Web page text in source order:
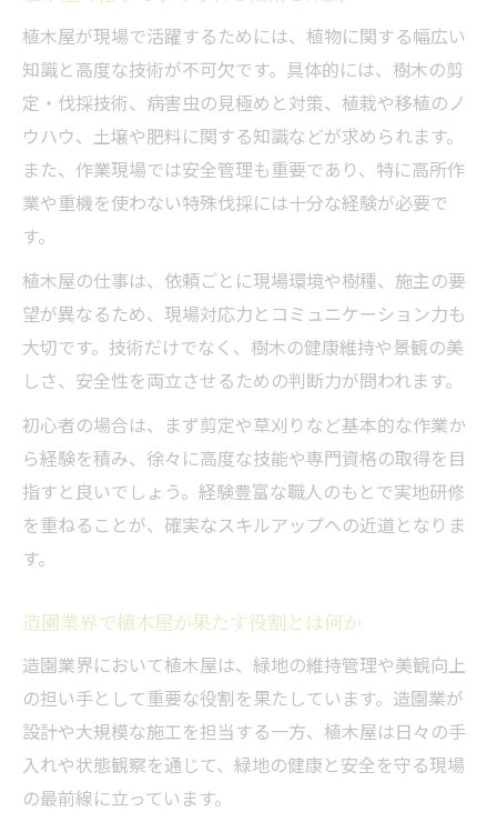
植木屋が現場で活躍するためには、植物に関する幅広い
知識と高度な技術が不可欠です。具体的には、樹木の剪
定・伐採技術、病害虫の見極めと対策、植栽や移植のノ
ウハウ、土壌や肥料に関する知識などが求められます。
また、作業現場では安全管理も重要であり、特に高所作
業や重機を使わない特殊伐採には十分な経験が必要で
す。
植木屋の仕事は、依頼ごとに現場環境や樹種、施主の要
望が異なるため、現場対応力とコミュニケーション力も
大切です。技術だけでなく、樹木の健康維持や景観の美
しさ、安全性を両立させるための判断力が問われます。
初心者の場合は、まず剪定や草刈りなど基本的な作業か
ら経験を積み、徐々に高度な技能や専門資格の取得を目
指すと良いでしょう。経験豊富な職人のもとで実地研修
を重ねることが、確実なスキルアップへの近道となりま
す。
造園業界で植木屋が果たす役割とは何か
造園業界において植木屋は、緑地の維持管理や美観向上
の担い手として重要な役割を果たしています。造園業が
設計や大規模な施工を担当する一方、植木屋は日々の手
入れや状態観察を通じて、緑地の健康と安全を守る現場
の最前線に立っています。